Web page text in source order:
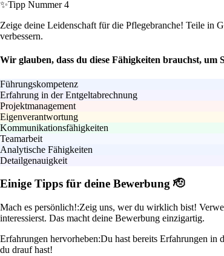
✨Tipp Nummer 4
Zeige deine Leidenschaft für die Pflegebranche! Teile in
verbessern.
Wir glauben, dass du diese Fähigkeiten brauchst,
Führungskompetenz
Erfahrung in der Entgeltabrechnung
Projektmanagement
Eigenverantwortung
Kommunikationsfähigkeiten
Teamarbeit
Analytische Fähigkeiten
Detailgenauigkeit
Einige Tipps für deine Bewerbung 🫡
Mach es persönlich!:Zeig uns, wer du wirklich bist!
interessierst. Das macht deine Bewerbung einzigartig.
Erfahrungen hervorheben:Du hast bereits Erfahrungen in
du drauf hast!